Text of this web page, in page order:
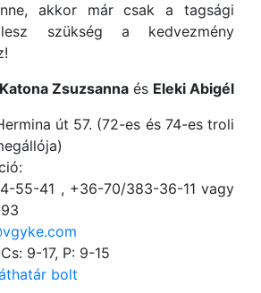
akkor már csak a tagsági
lesz szükség a kedvezmény
Katona Zsuzsanna és Eleki Abigél
út 57. (72-es és 74-es troli
55-41 , +36-70/383-36-11 vagy
9-17, P: 9-15
bolt